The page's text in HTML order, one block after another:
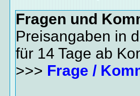
Fragen und
Preisangaben in
für 14 Tage ab
>>> Frage /